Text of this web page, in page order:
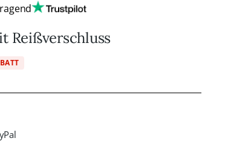
Reißverschluss